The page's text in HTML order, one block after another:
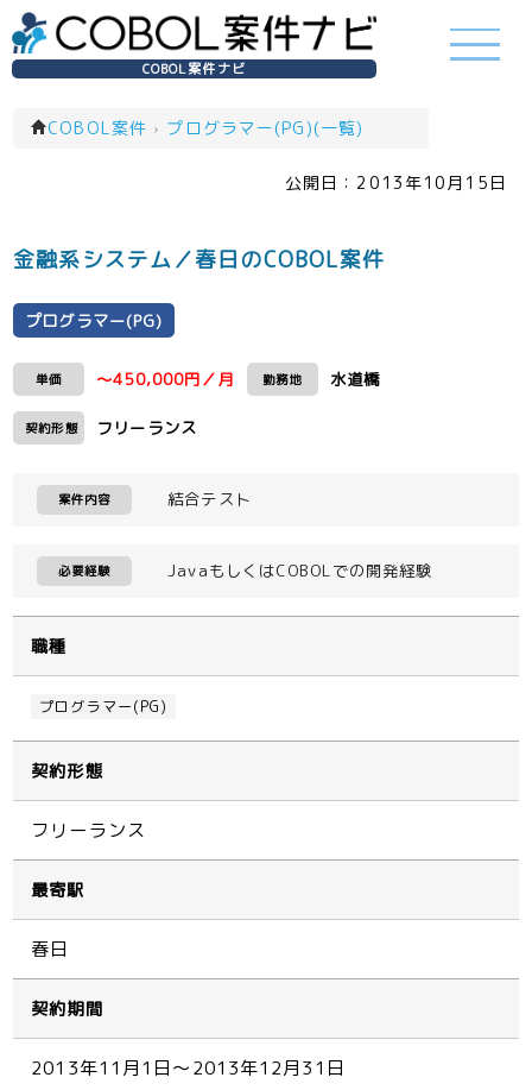
COBOL案件ナビ
COBOL案件 › プログラマー(PG)(一覧)
公開日： 2013年10月15日
金融系システム／春日のCOBOL案件
プログラマー(PG)
単価 ～450,000円／月 勤務地 水道橋
契約形態 フリーランス
案件内容 結合テスト
必要経験 JavaもしくはCOBOLでの開発経験
職種
プログラマー(PG)
契約形態
フリーランス
最寄駅
春日
契約期間
2013年11月1日～2013年12月31日